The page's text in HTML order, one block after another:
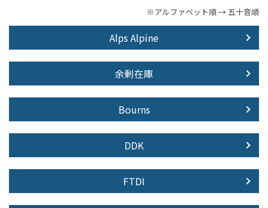
※アルファベット順 → 五十音順
Alps Alpine
余剰在庫
Bourns
DDK
FTDI